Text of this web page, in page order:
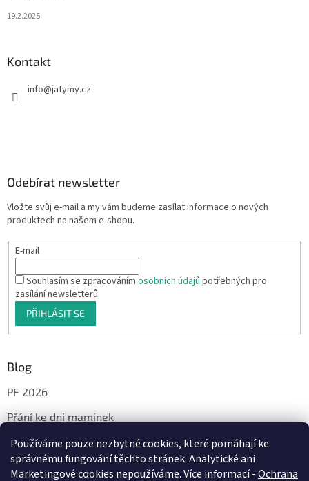
Používáme pouze nezbytné cookies, které pomáhají ke
správnému fungování těchto stránek. Analytické ani
Marketingové cookies nepoužíváme. Více informací -Ochrana
19.2.2025
Kontakt
info@jatymy.cz
Odebírat newsletter
Vložte svůj e-mail a my vám budeme zasílat informace o nových
produktech na našem e-shopu.
E-mail
Souhlasím se zpracovánímosobních údajůpotřebných pro
zasílání newsletterů
PŘIHLÁSIT SE
Blog
PF 2026
Přání ke dni maminek
Facebook